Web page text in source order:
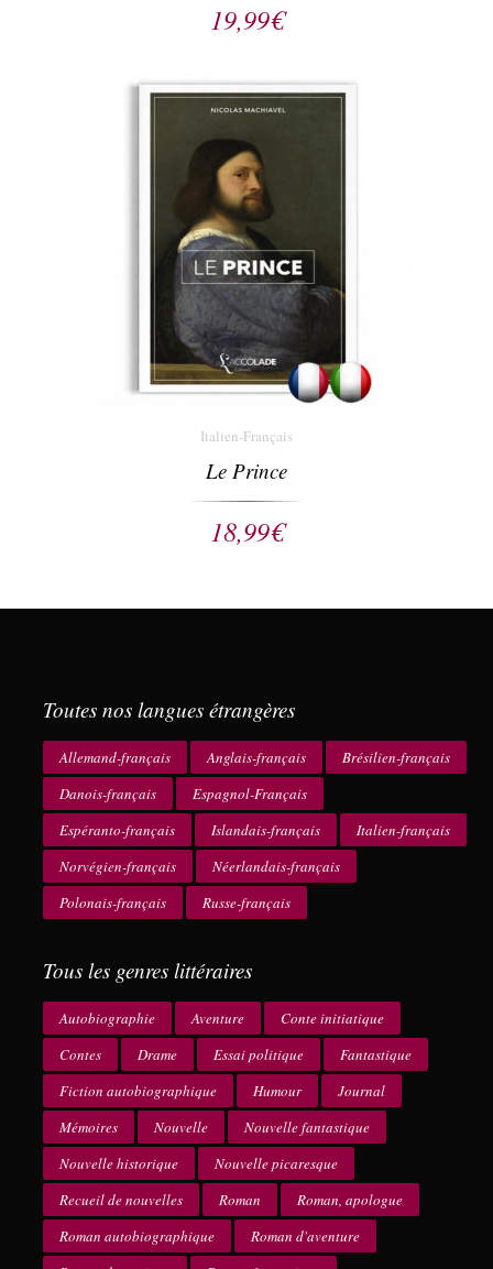
19,99€
Italien-Français
Le Prince
18,99€
Toutes nos langues étrangères
Allemand-français Anglais-français
Brésilien-français
Danois-français
Espagnol-Français
Espéranto-français
Islandais-français
Italien-français
Norvégien-français
Néerlandais-français
Polonais-français
Russe-français
Tous les genres littéraires
Autobiographie Aventure
Conte initiatique
Contes
Drame Essai politique
Fantastique
Fiction autobiographique
Humour
Journal
Mémoires
Nouvelle
Nouvelle fantastique
Nouvelle historique
Nouvelle picaresque
Recueil de nouvelles
Roman
Roman, apologue
Roman autobiographique
Roman d'aventure